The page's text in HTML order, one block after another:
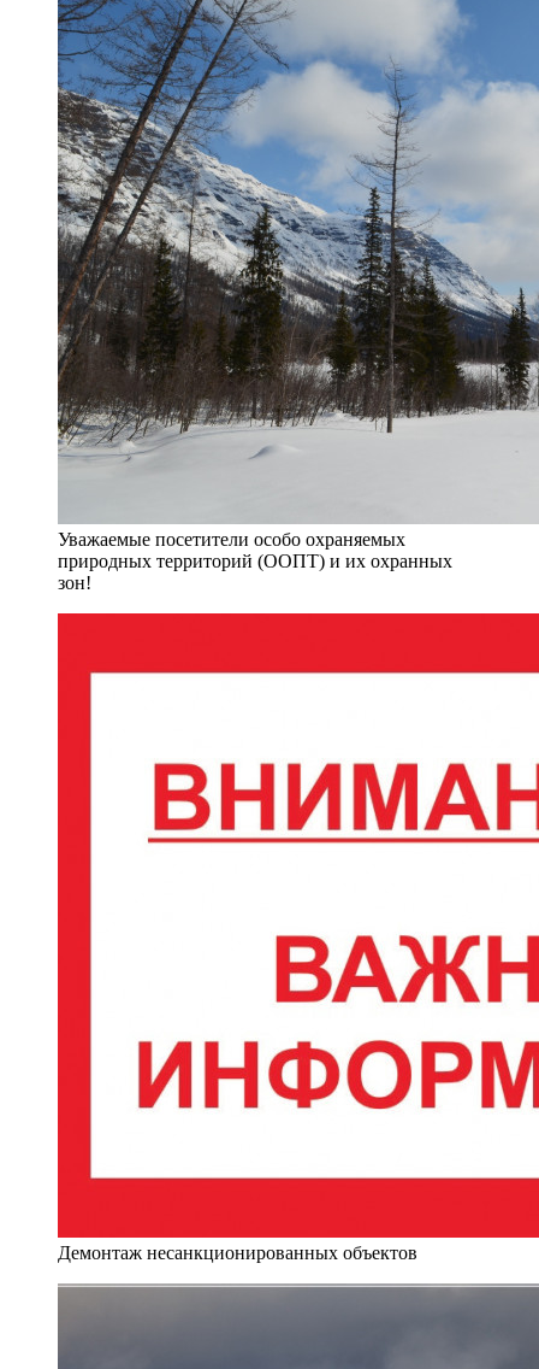
Уважаемые посетители особо охраняемых
природных территорий (ООПТ) и их охранных
зон!
Демонтаж несанкционированных объектов